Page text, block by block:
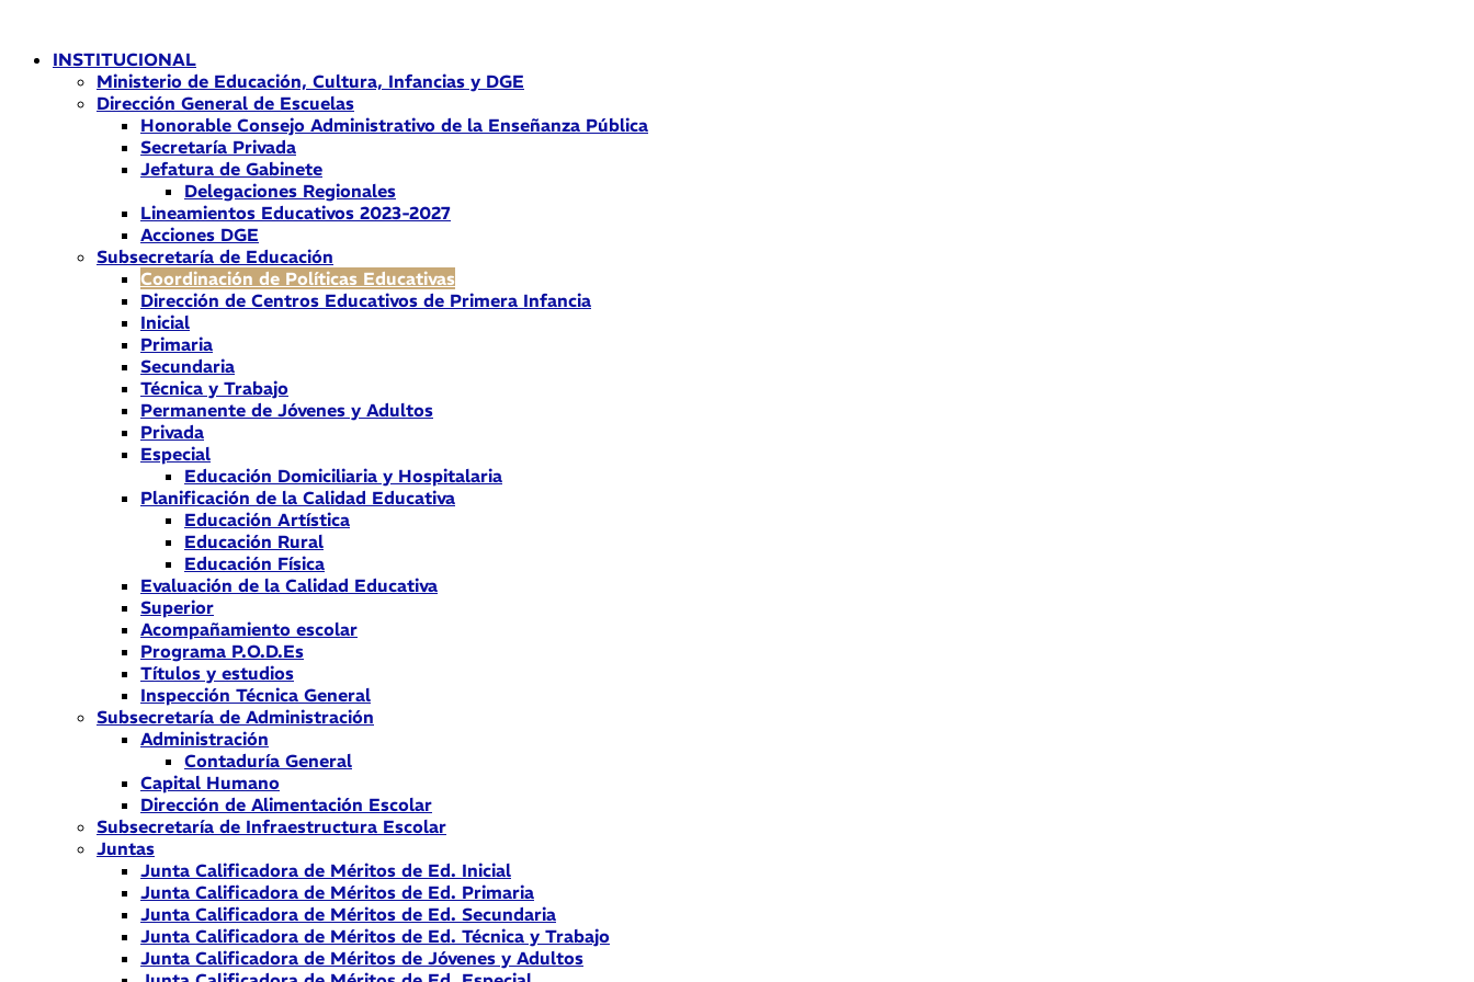
contenidoINSTITUCIONAL
Ministerio de Educación, Cultura, Infancias y DGE
Dirección General de Escuelas
Honorable Consejo Administrativo de la Enseñanza Pública
Secretaría Privada
Jefatura de Gabinete
Delegaciones Regionales
Lineamientos Educativos 2023-2027
Acciones DGE
Subsecretaría de Educación
Coordinación de Políticas Educativas
Dirección de Centros Educativos de Primera Infancia
Inicial
Primaria
Secundaria
Técnica y Trabajo
Permanente de Jóvenes y Adultos
Privada
Especial
Educación Domiciliaria y Hospitalaria
Planificación de la Calidad Educativa
Educación Artística
Educación Rural
Educación Física
Evaluación de la Calidad Educativa
Superior
Acompañamiento escolar
Programa P.O.D.Es
Títulos y estudios
Inspección Técnica General
Subsecretaría de Administración
Administración
Contaduría General
Capital Humano
Dirección de Alimentación Escolar
Subsecretaría de Infraestructura Escolar
Juntas
Junta Calificadora de Méritos de Ed. Inicial
Junta Calificadora de Méritos de Ed. Primaria
Junta Calificadora de Méritos de Ed. Secundaria
Junta Calificadora de Méritos de Ed. Técnica y Trabajo
Junta Calificadora de Méritos de Jóvenes y Adultos